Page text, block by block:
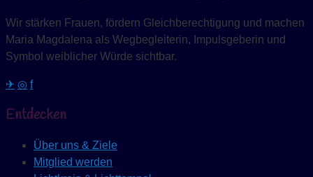
Wir stärken Frauen, fördern Gleichberechtigung und machen
Maria Magdalena als Wegbegleiterin, Impulsgeberin und
Symbol weiblicher Würde sichtbar.
✈ ◎ f
Entdecken
Über uns & Ziele
Mitglied werden